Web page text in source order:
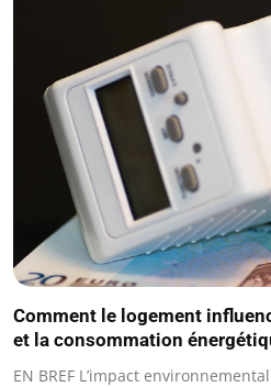
Comment le logement
et la consommation
EN BREF L’impact